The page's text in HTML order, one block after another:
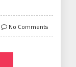
No Comments